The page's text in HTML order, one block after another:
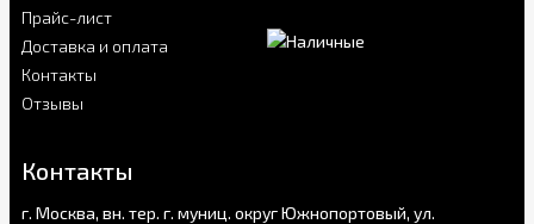
Прайс-лист
Доставка и оплата
Контакты
Отзывы
Контакты
г. Москва, вн. тер. г. муниц. округ Южнопортовый, ул.